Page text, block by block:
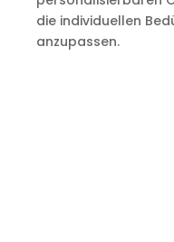
die individuellen
anzupassen.